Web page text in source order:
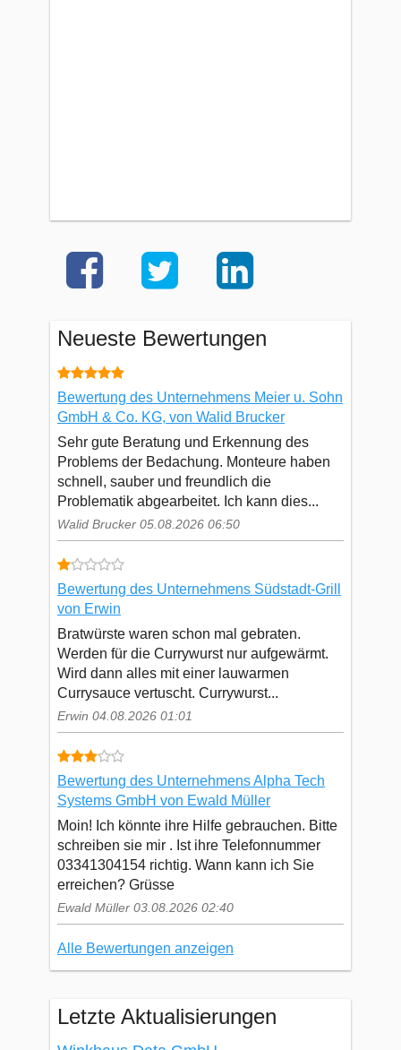
Neueste Bewertungen
Bewertung des Unternehmens Meier u. Sohn
GmbH & Co. KG, von Walid Brucker
Sehr gute Beratung und Erkennung des
Problems der Bedachung. Monteure haben
schnell, sauber und freundlich die
Problematik abgearbeitet. Ich kann dies...
Walid Brucker 05.08.2026 06:50
Bewertung des Unternehmens Südstadt-Grill
von Erwin
Bratwürste waren schon mal gebraten.
Werden für die Currywurst nur aufgewärmt.
Wird dann alles mit einer lauwarmen
Currysauce vertuscht. Currywurst...
Erwin 04.08.2026 01:01
Bewertung des Unternehmens Alpha Tech
Systems GmbH von Ewald Müller
Moin! Ich könnte ihre Hilfe gebrauchen. Bitte
schreiben sie mir . Ist ihre Telefonnummer
03341304154 richtig. Wann kann ich Sie
erreichen? Grüsse
Ewald Müller 03.08.2026 02:40
Alle Bewertungen anzeigen
Letzte Aktualisierungen